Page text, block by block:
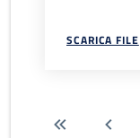
SCARICA FILE